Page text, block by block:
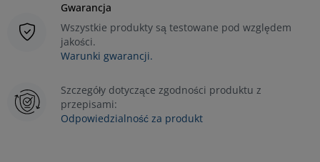
Gwarancja
Wszystkie produkty są testowane pod względem
jakości.
Warunki gwarancji.
Szczegóły dotyczące zgodności produktu z
przepisami:
Odpowiedzialność za produkt